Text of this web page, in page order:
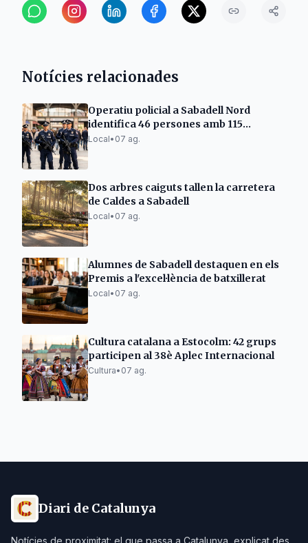
Notícies relacionades
Operatiu policial a Sabadell Nord
identifica 46 persones amb 115
antecedents
Local• 07 ag.
Dos arbres caiguts tallen la carretera
de Caldes a Sabadell
Local• 07 ag.
Alumnes de Sabadell destaquen en els
Premis a l'excel·lència de batxillerat
Local• 07 ag.
Cultura catalana a Estocolm: 42 grups
participen al 38è Aplec Internacional
Cultura• 07 ag.
Diari de Catalunya
Notícies de proximitat: el que passa a Catalunya, explicat des